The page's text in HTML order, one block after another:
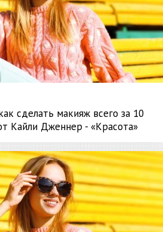
сделать макияж всего за 10
Кайли Дженнер - «Красота»